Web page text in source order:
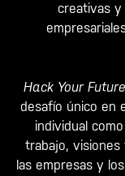
creativas
Hack Your
desafío único en
individual
trabajo,
las empresas y